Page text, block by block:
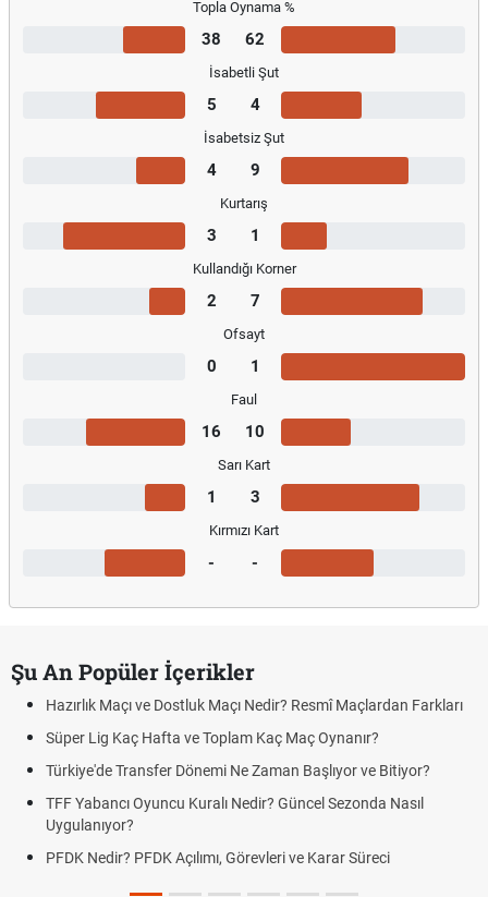
Topla Oynama %
38 62
İsabetli Şut
5 4
İsabetsiz Şut
4 9
Kurtarış
3 1
Kullandığı Korner
2 7
Ofsayt
0 1
Faul
16 10
Sarı Kart
1 3
Kırmızı Kart
- -
Şu An Popüler İçerikler
Hazırlık Maçı ve Dostluk Maçı Nedir? Resmî Maçlardan Farkları
Süper Lig Kaç Hafta ve Toplam Kaç Maç Oynanır?
Türkiye'de Transfer Dönemi Ne Zaman Başlıyor ve Bitiyor?
TFF Yabancı Oyuncu Kuralı Nedir? Güncel Sezonda Nasıl
Uygulanıyor?
PFDK Nedir? PFDK Açılımı, Görevleri ve Karar Süreci